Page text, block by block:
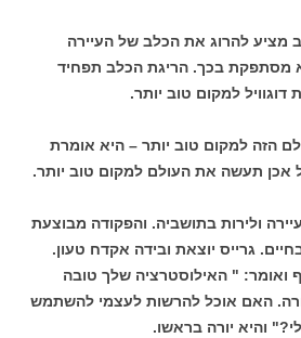
מציע להרוג את הכלב של העיירה
מסתפקת בכך. הריגת הכלב תפחיד
למקום טוב יותר.
הזה למקום טוב יותר – היא אומרת
אכן תעשה את העולם למקום טוב יותר.
ולירות בתושביה. והפקודה מבוצעת
גרייס יוצאת ובידה אקדח טעון.
ואומר: " האילוסטרציה שלך טובה
האם אוכל להרשות לעצמי להשתמש
והיא יורה בראשו.